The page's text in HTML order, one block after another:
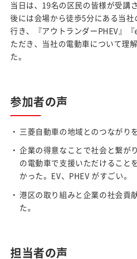
当日は、19名の区民の皆様が受講
後には会場から徒歩5分にある当社
行き、『アウトランダーPHEV』
ただき、当社の電動車について理
た。
参加者の声
三菱自動車の地域とのつながり
企業の得意なことで社会と繋が
の電動車で支援いただけること
かった。EV、PHEV がすごい。
港区の取り組みと企業の社会貢
た。
担当者の声